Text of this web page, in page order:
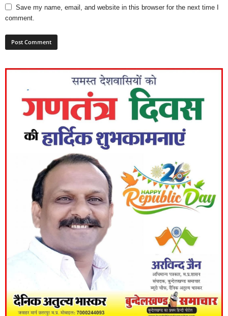
Save my name, email, and website in this browser for the next time I
comment.